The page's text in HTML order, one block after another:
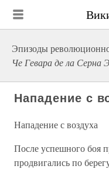
Эпизоды
Че Гевара де ла Серна
Нападение с
Нападение с воздуха
После успешного боя
продвигались по